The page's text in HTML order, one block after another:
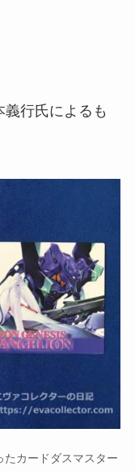
行氏によるも
たカードダスマスター